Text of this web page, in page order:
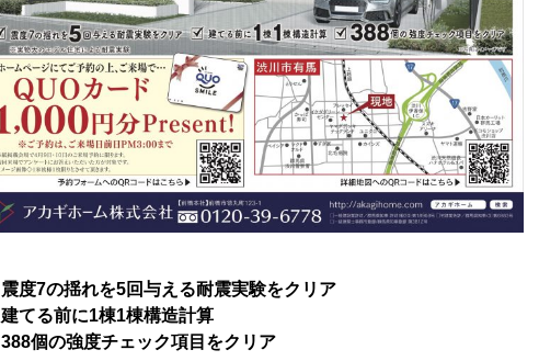
震度7の揺れを5回与える耐震実験をクリア
建てる前に1棟1棟構造計算
388個の強度チェック項目をクリア